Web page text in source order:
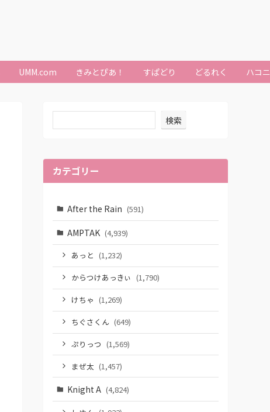
UMM.com きみとぴあ！ すぱどり どるれく ハコ
検索
カテゴリー
After the Rain (591)
AMPTAK (4,939)
あっと (1,232)
からつけあっきぃ (1,790)
けちゃ (1,269)
ちぐさくん (649)
ぷりっつ (1,569)
まぜ太 (1,457)
Knight A (4,824)